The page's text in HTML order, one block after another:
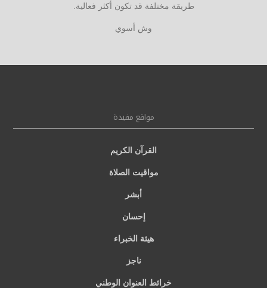
طريقة مختلفة قد تكون أكثر فعالية.
وش أسوي
مواقع مفيدة
القرآن الكريم
مواقيت الصلاة
أبشر
إحسان
هيئة الخبراء
ناجز
خرائط العنوان الوطني